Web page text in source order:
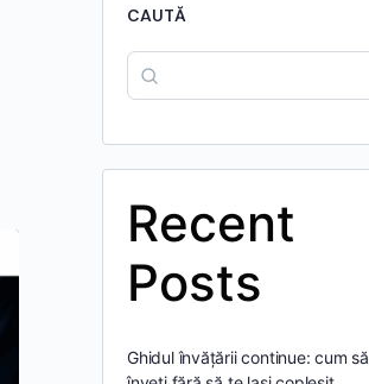
CAUTĂ
Recent
Posts
Ghidul învățării continue: cum să